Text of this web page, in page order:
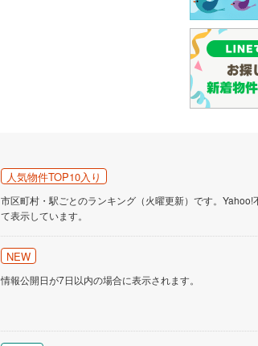
人気物件TOP10入り
市区町村・駅ごとのランキング（火曜更新）です。
て表示しています。
NEW
情報公開日が7日以内の場合に表示されます。